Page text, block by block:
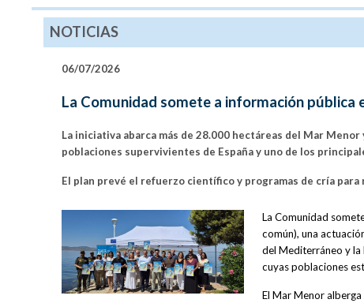
NOTICIAS
06/07/2026
La Comunidad somete a información pública
La iniciativa abarca más de 28.000 hectáreas del Mar
poblaciones supervivientes de España y uno de los
El plan prevé el refuerzo científico y programas de cría
La Comunidad
común), una
del Mediterráneo y la
cuyas poblaciones
El Mar Menor